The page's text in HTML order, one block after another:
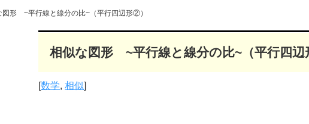
図形 ~平行線と線分の比~（平行四辺形②）
相似な図形 ~平行線と線分の比~（平行四辺
[数学,相似]